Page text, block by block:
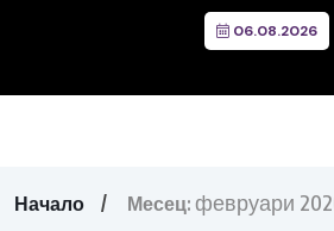
06.08.2026
Начало Месец: февруари